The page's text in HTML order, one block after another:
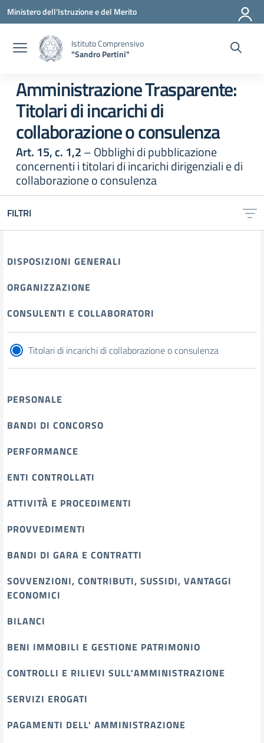
Vai ai contenuti
Vai al menu di navigazione
Vai al footer
Ministero dell'Istruzione e del Merito
Istituto Comprensivo
"Sandro Pertini"
Amministrazione Trasparente:
Titolari di incarichi di
collaborazione o consulenza
Art. 15, c. 1,2– Obblighi di pubblicazione
concernenti i titolari di incarichi dirigenziali e di
collaborazione o consulenza
FILTRI
DISPOSIZIONI GENERALI
ORGANIZZAZIONE
CONSULENTI E COLLABORATORI
Titolari di incarichi di collaborazione o consulenza
PERSONALE
BANDI DI CONCORSO
PERFORMANCE
ENTI CONTROLLATI
ATTIVITÀ E PROCEDIMENTI
PROVVEDIMENTI
BANDI DI GARA E CONTRATTI
SOVVENZIONI, CONTRIBUTI, SUSSIDI, VANTAGGI
ECONOMICI
BILANCI
BENI IMMOBILI E GESTIONE PATRIMONIO
CONTROLLI E RILIEVI SULL'AMMINISTRAZIONE
SERVIZI EROGATI
PAGAMENTI DELL' AMMINISTRAZIONE